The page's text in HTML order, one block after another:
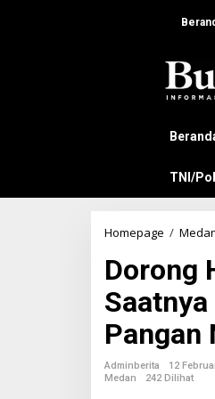
e
TNI/
Homepage /
Dorong
Pangan
Adminberita
12
Medan
242 Dilihat